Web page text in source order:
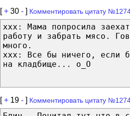
[+ 30 - ] Комментировать цитату
ххх: Мама попросила
работу и забрать мясо.
много.
ххх: Все бы ничего, если
на кладбище... о_О
[+ 19 - ] Комментировать цитату